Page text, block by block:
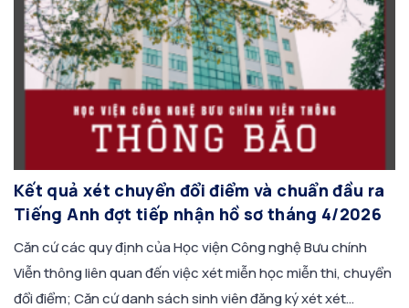
Kết quả xét chuyển đổi điểm và chuẩn đầu ra
Tiếng Anh đợt tiếp nhận hồ sơ tháng 4/2026
Căn cứ các quy định của Học viện Công nghệ Bưu chính
Viễn thông liên quan đến việc xét miễn học miễn thi, chuyển
đổi điểm; Căn cứ danh sách sinh viên đăng ký xét xét